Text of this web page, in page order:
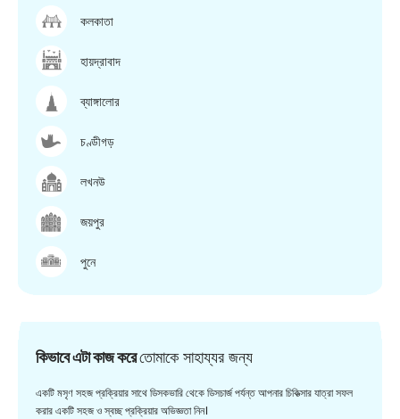
কলকাতা
হায়দ্রাবাদ
ব্যাঙ্গালোর
চণ্ডীগড়
লখনউ
জয়পুর
পুনে
কিভাবে এটা কাজ করেতোমাকে সাহায্যর জন্য
একটি মসৃণ সহজ প্রক্রিয়ার সাথে ডিসকভারি থেকে ডিসচার্জ পর্যন্ত আপনার চিকিত্সার যাত্রা সফল
করার একটি সহজ ও স্বচ্ছ প্রক্রিয়ার অভিজ্ঞতা নিন।